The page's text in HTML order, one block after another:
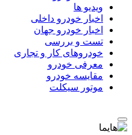
ویدیو ها
اخبار خودرو داخلی
اخبار خودرو جهان
تست و بررسی
خودروهای کار و تجاری
معرفی خودرو
مقایسه خودرو
موتور سیکلت